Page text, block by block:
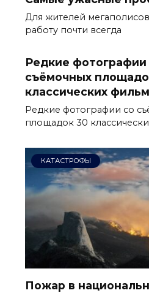
Для жителей
работу почти всегда
Редкие фотографии
съёмочных
классических
Редкие фотографии со
площадок 30
КАТАСТРОФЫ
Пожар в